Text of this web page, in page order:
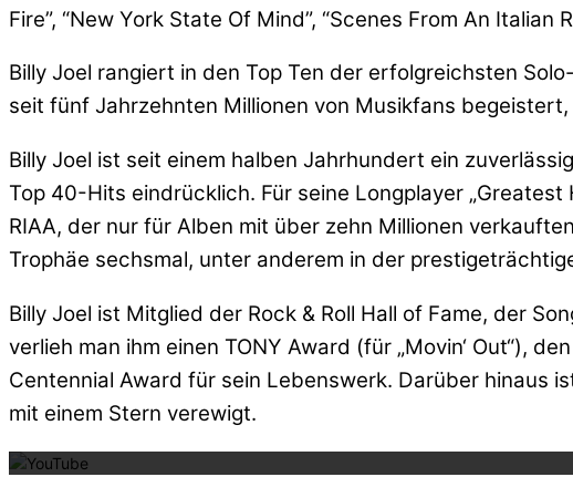
Fire”, “New York State Of Mind”, “Scenes From An Italian
Billy Joel rangiert in den Top Ten der erfolgreichsten
seit fünf Jahrzehnten Millionen von Musikfans
Billy Joel ist seit einem halben Jahrhundert ein
Top 40-Hits eindrücklich. Für seine Longplayer „Greatest
RIAA, der nur für Alben mit über zehn Millionen
Trophäe sechsmal, unter anderem in der
Billy Joel ist Mitglied der Rock & Roll Hall of Fame, der
verlieh man ihm einen TONY Award (für „Movin‘ Out“),
Centennial Award für sein Lebenswerk. Darüber hinaus
mit einem Stern verewigt.
Mit dem Laden des